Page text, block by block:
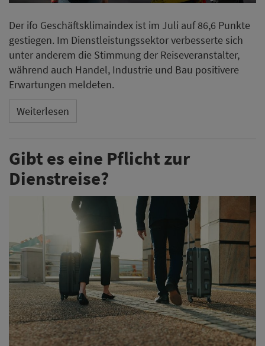
Der ifo Geschäftsklimaindex ist im Juli auf 86,6 Punkte
gestiegen. Im Dienstleistungssektor verbesserte sich
unter anderem die Stimmung der Reiseveranstalter,
während auch Handel, Industrie und Bau positivere
Erwartungen meldeten.
Weiterlesen
Gibt es eine Pflicht zur
Dienstreise?